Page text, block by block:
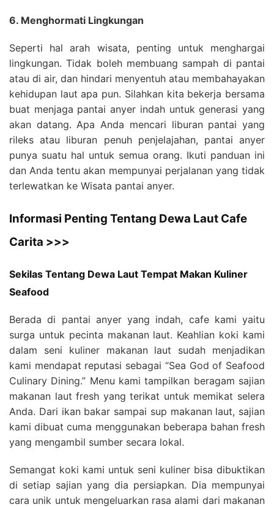
6. Menghormati Lingkungan
Seperti hal arah wisata, penting untuk menghargai
lingkungan. Tidak boleh membuang sampah di pantai
atau di air, dan hindari menyentuh atau membahayakan
kehidupan laut apa pun. Silahkan kita bekerja bersama
buat menjaga pantai anyer indah untuk generasi yang
akan datang. Apa Anda mencari liburan pantai yang
rileks atau liburan penuh penjelajahan, pantai anyer
punya suatu hal untuk semua orang. Ikuti panduan ini
dan Anda tentu akan mempunyai perjalanan yang tidak
terlewatkan ke Wisata pantai anyer.
Informasi Penting Tentang Dewa Laut Cafe
Carita >>>
Sekilas Tentang Dewa Laut Tempat Makan Kuliner
Seafood
Berada di pantai anyer yang indah, cafe kami yaitu
surga untuk pecinta makanan laut. Keahlian koki kami
dalam seni kuliner makanan laut sudah menjadikan
kami mendapat reputasi sebagai “Sea God of Seafood
Culinary Dining.” Menu kami tampilkan beragam sajian
makanan laut fresh yang terikat untuk memikat selera
Anda. Dari ikan bakar sampai sup makanan laut, sajian
kami dibuat cuma menggunakan beberapa bahan fresh
yang mengambil sumber secara lokal.
Semangat koki kami untuk seni kuliner bisa dibuktikan
di setiap sajian yang dia persiapkan. Dia mempunyai
cara unik untuk mengeluarkan rasa alami dari makanan